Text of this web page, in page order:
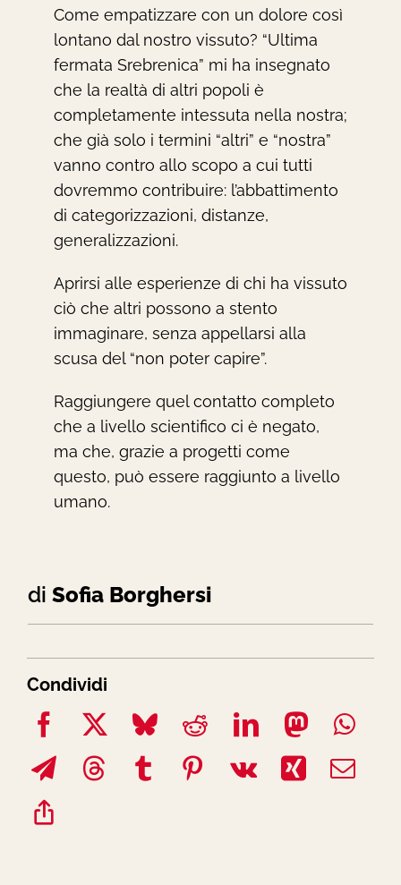
Come empatizzare con un dolore così
lontano dal nostro vissuto? “Ultima
fermata Srebrenica” mi ha insegnato
che la realtà di altri popoli è
completamente intessuta nella nostra;
che già solo i termini “altri” e “nostra”
vanno contro allo scopo a cui tutti
dovremmo contribuire: l’abbattimento
di categorizzazioni, distanze,
generalizzazioni.
Aprirsi alle esperienze di chi ha vissuto
ciò che altri possono a stento
immaginare, senza appellarsi alla
scusa del “non poter capire”.
Raggiungere quel contatto completo
che a livello scientifico ci è negato,
ma che, grazie a progetti come
questo, può essere raggiunto a livello
umano.
di Sofia Borghersi
Condividi